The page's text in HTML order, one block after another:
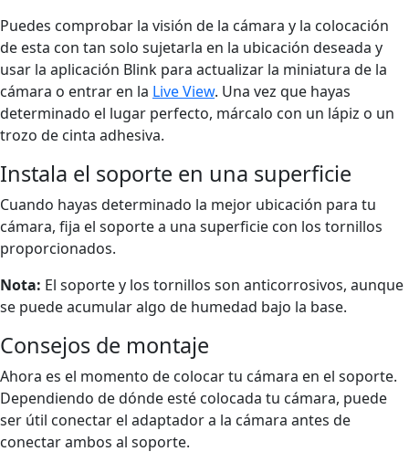
Puedes comprobar la visión de la cámara y la colocación
de esta con tan solo sujetarla en la ubicación deseada y
usar la aplicación Blink para actualizar la miniatura de la
cámara o entrar en la Live View. Una vez que hayas
determinado el lugar perfecto, márcalo con un lápiz o un
trozo de cinta adhesiva.
Instala el soporte en una superficie
Cuando hayas determinado la mejor ubicación para tu
cámara, fija el soporte a una superficie con los tornillos
proporcionados.
Nota: El soporte y los tornillos son anticorrosivos, aunque
se puede acumular algo de humedad bajo la base.
Consejos de montaje
Ahora es el momento de colocar tu cámara en el soporte.
Dependiendo de dónde esté colocada tu cámara, puede
ser útil conectar el adaptador a la cámara antes de
conectar ambos al soporte.